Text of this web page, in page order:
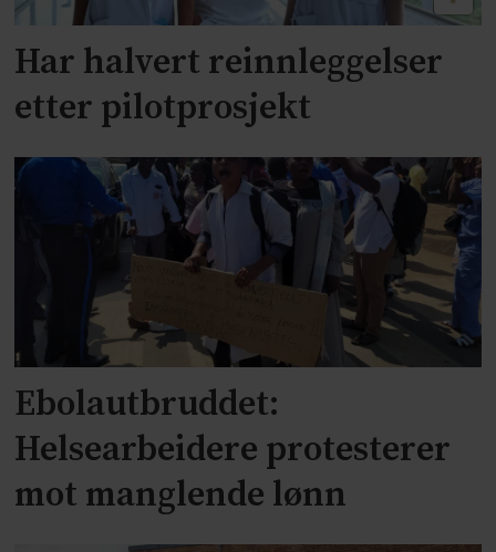
Har halvert reinnleggelser
etter pilotprosjekt
Ebolautbruddet:
Helsearbeidere protesterer
mot manglende lønn